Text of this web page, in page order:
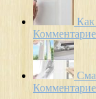
Как